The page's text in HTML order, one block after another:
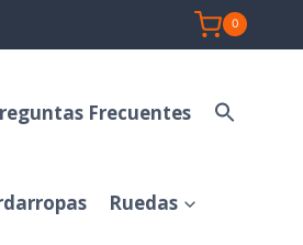
0
Frecuentes
Ruedas